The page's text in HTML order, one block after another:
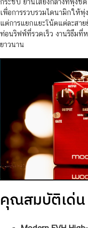
กระชับ ย่านเสียงกลางที่พุ่งชั
เพื่อการรวบรวมไดนามิกให้
แต่การแยกแยะโน้ตแต่ละสาย
ท่อนริฟฟ์ที่รวดเร็ว งานริธึมที่
ยาวนาน
คุณสมบัติเด่น